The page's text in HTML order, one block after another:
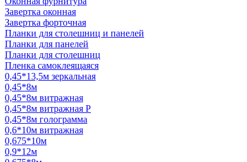
Завертка оконная
Завертка форточная
Планки для столешниц и панелей
Планки для панелей
Планки для столешниц
Пленка самоклеящаяся
0,45*13,5м зеркальная
0,45*8м
0,45*8м витражная
0,45*8м витражная Р
0,45*8м голограмма
0,6*10м витражная
0,675*10м
0,9*12м